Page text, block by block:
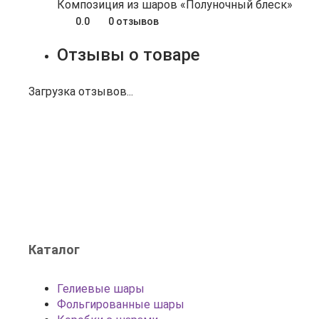
Композиция из шаров «Полуночный блеск»
0.0 0 отзывов
Отзывы о товаре
Загрузка отзывов...
Каталог
Гелиевые шары
Фольгированные шары